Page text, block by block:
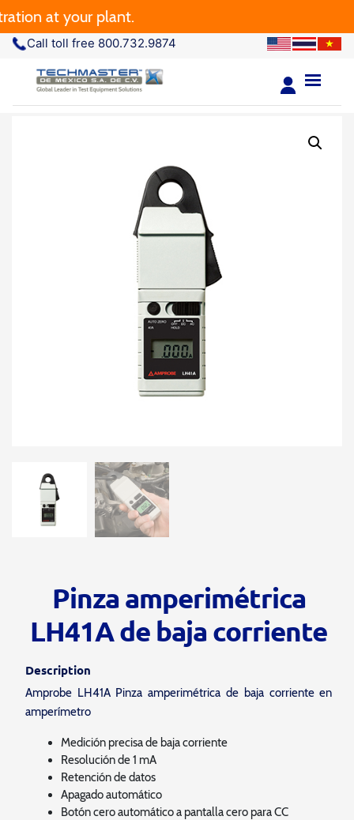
at your plant.
Call toll free 800.732.9874
Pinza amperimétrica
LH41A de baja corriente
Description
Amprobe LH41A Pinza amperimétrica de baja corriente en
amperímetro
Medición precisa de baja corriente
Resolución de 1 mA
Retención de datos
Apagado automático
Botón cero automático a pantalla cero para CC